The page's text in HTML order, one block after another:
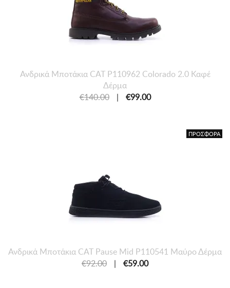
Ανδρικά Μποτάκια CAT P110962 Colorado 2.0 Καφέ
Δέρμα
€140.00
| €99.00
ΠΡΟΣΦΟΡΑ
Ανδρικά Μποτάκια CAT Pause Mid P110541 Μαύρο Δέρμα
€92.00
| €59.00